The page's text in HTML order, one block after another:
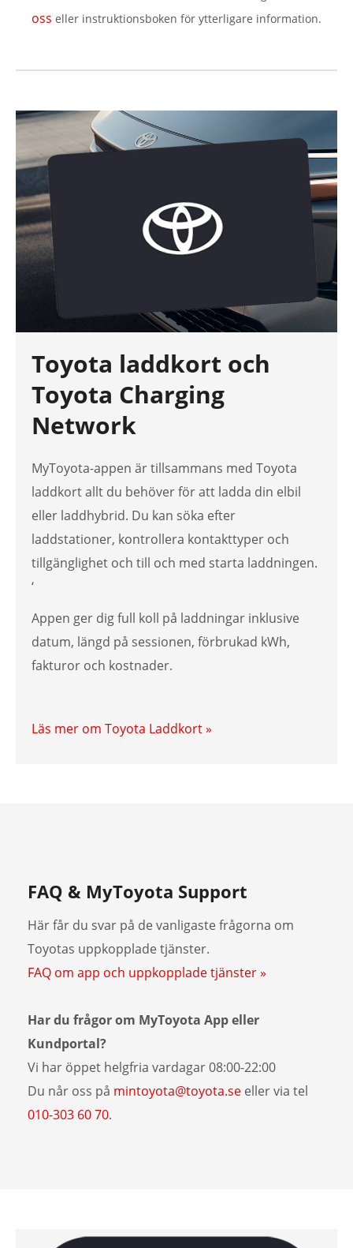
oss eller instruktionsboken för ytterligare information.
Toyota laddkort och
Toyota Charging
Network
MyToyota-appen är tillsammans med Toyota
laddkort allt du behöver för att ladda din elbil
eller laddhybrid. Du kan söka efter
laddstationer, kontrollera kontakttyper och
tillgänglighet och till och med starta laddningen.
‘
Appen ger dig full koll på laddningar inklusive
datum, längd på sessionen, förbrukad kWh,
fakturor och kostnader.
Läs mer om Toyota Laddkort »
FAQ & MyToyota Support
Här får du svar på de vanligaste frågorna om
Toyotas uppkopplade tjänster.
FAQ om app och uppkopplade tjänster »
Har du frågor om MyToyota App eller
Kundportal?
Vi har öppet helgfria vardagar 08:00-22:00
Du når oss på mintoyota@toyota.se eller via tel
010-303 60 70.